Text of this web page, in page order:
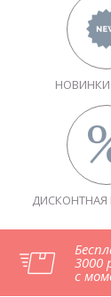
3000
с